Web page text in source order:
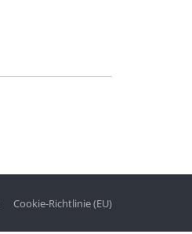
Cookie-Richtlinie (EU)